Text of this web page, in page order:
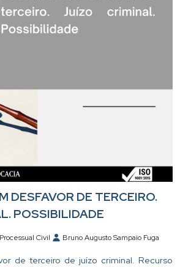
DESFAVOR DE TERCEIRO.
POSSIBILIDADE
Civil Bruno Augusto Sampaio Fuga
de terceiro de juízo criminal. Recurso